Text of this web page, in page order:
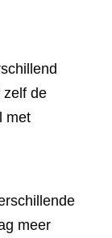
zelf de
met
meer